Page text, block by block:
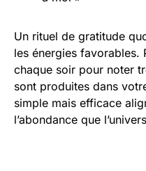
Un rituel de gratitude
les énergies favorables.
chaque soir pour noter
sont produites dans
simple mais efficace
l’abondance que